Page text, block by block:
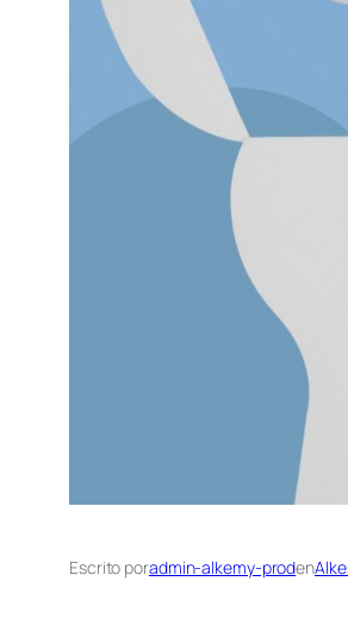
Escrito poradmin-alkemy-proden